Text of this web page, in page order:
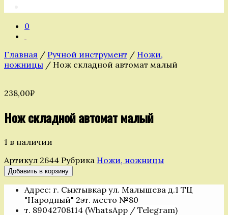
0
Главная / Ручной инструмент / Ножи,
ножницы / Нож складной автомат малый
238,00₽
Нож складной автомат малый
1 в наличии
Артикул 2644 Рубрика Ножи, ножницы
Количество
товара
Нож
складной
автомат
Добавить в корзину
Адрес: г. Сыктывкар ул. Малышева д.1 ТЦ
"Народный" 2эт. место №80
т. 89042708114 (WhatsApp / Telegram)